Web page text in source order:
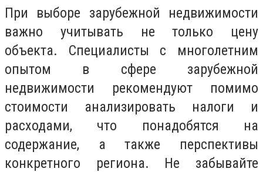
При выборе зарубежной недвижимости
важно учитывать не только цену
объекта. Специалисты с многолетним
опытом в сфере зарубежной
недвижимости рекомендуют помимо
стоимости анализировать налоги и
расходами, что понадобятся на
содержание, а также перспективы
конкретного региона. Не забывайте